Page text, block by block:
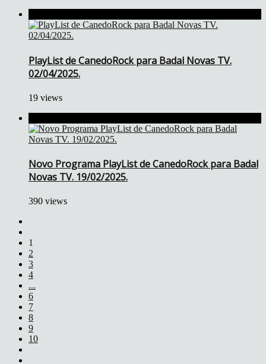
PlayList de CanedoRock para Badal Novas TV.
02/04/2025.
19 views
Novo Programa PlayList de CanedoRock para Badal
Novas TV. 19/02/2025.
390 views
1
2
3
4
...
6
7
8
9
10